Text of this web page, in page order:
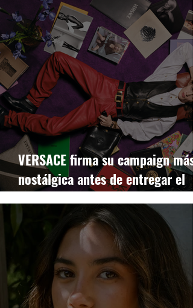
VERSACE firma su campaign más
nostálgica antes de entregar el
relevo a PIETER MULIER